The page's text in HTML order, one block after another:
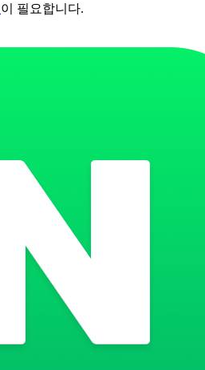
이 필요합니다.